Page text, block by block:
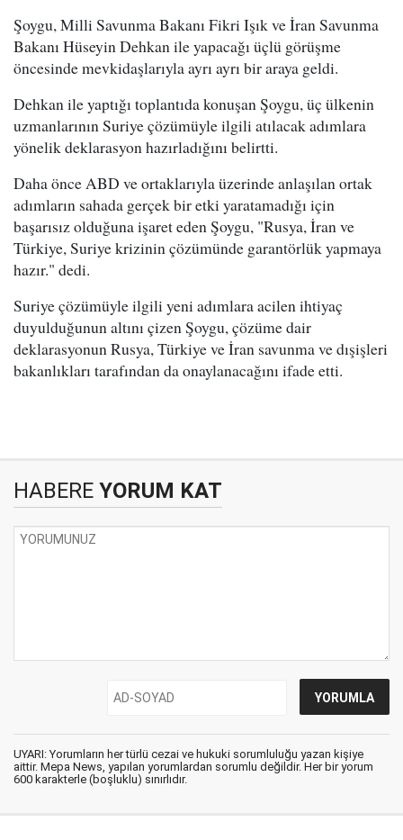
Şoygu, Milli Savunma Bakanı Fikri Işık ve İran Savunma
Bakanı Hüseyin Dehkan ile yapacağı üçlü görüşme
öncesinde mevkidaşlarıyla ayrı ayrı bir araya geldi.
Dehkan ile yaptığı toplantıda konuşan Şoygu, üç ülkenin
uzmanlarının Suriye çözümüyle ilgili atılacak adımlara
yönelik deklarasyon hazırladığını belirtti.
Daha önce ABD ve ortaklarıyla üzerinde anlaşılan ortak
adımların sahada gerçek bir etki yaratamadığı için
başarısız olduğuna işaret eden Şoygu, "Rusya, İran ve
Türkiye, Suriye krizinin çözümünde garantörlük yapmaya
hazır." dedi.
Suriye çözümüyle ilgili yeni adımlara acilen ihtiyaç
duyulduğunun altını çizen Şoygu, çözüme dair
deklarasyonun Rusya, Türkiye ve İran savunma ve dışişleri
bakanlıkları tarafından da onaylanacağını ifade etti.
HABERE YORUM KAT
UYARI: Yorumların her türlü cezai ve hukuki sorumluluğu yazan kişiye
aittir. Mepa News, yapılan yorumlardan sorumlu değildir. Her bir yorum
600 karakterle (boşluklu) sınırlıdır.